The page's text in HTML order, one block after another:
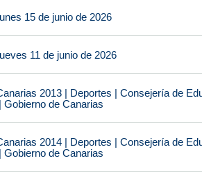
15 de junio de 2026
11 de junio de 2026
2013 | Deportes | Consejería de
de Canarias
2014 | Deportes | Consejería de
de Canarias